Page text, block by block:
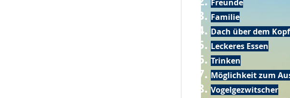
Freunde
Familie
Dach über dem Kopf
Leckeres Essen
Trinken
Möglichkeit zum
Vogelgezwitscher